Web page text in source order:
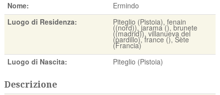
Nome:
Ermindo
Luogo di Residenza:
Piteglio (Pistoia), fenain
((nord)), jarama (), brunete
((madrid)), villanueva del
(pardillo), france (), Sète
(Francia)
Luogo di Nascita:
Piteglio (Pistoia)
Descrizione